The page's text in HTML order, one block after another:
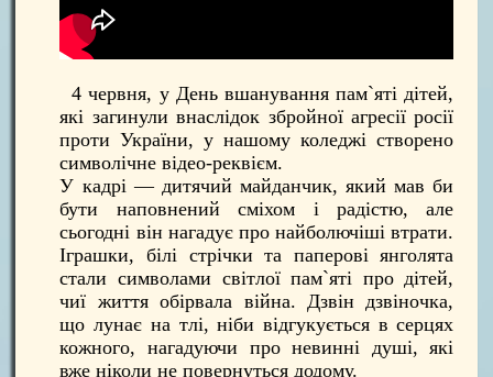
4 червня, у День вшанування пам`яті дітей,
які загинули внаслідок збройної агресії росії
проти України, у нашому коледжі створено
символічне відео-реквієм.
У кадрі — дитячий майданчик, який мав би
бути наповнений сміхом і радістю, але
сьогодні він нагадує про найболючіші втрати.
Іграшки, білі стрічки та паперові янголята
стали символами світлої пам`яті про дітей,
чиї життя обірвала війна. Дзвін дзвіночка,
що лунає на тлі, ніби відгукується в серцях
кожного, нагадуючи про невинні душі, які
вже ніколи не повернуться додому.